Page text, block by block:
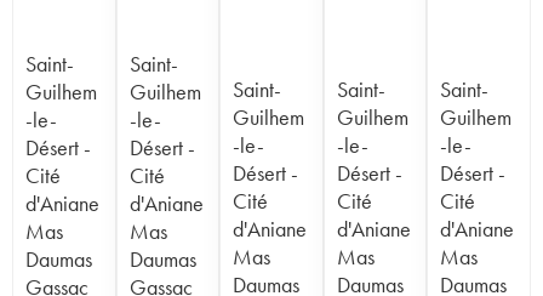
Saint-
Guilhem
-le-
Désert -
Cité
d'Aniane
Mas
Daumas
Gassac
Saint-
Guilhem
-le-
Désert -
Cité
d'Aniane
Mas
Daumas
Gassac
Saint-
Guilhem
-le-
Désert -
Cité
d'Aniane
Mas
Daumas
Saint-
Guilhem
-le-
Désert -
Cité
d'Aniane
Mas
Daumas
Saint-
Guilhem
-le-
Désert -
Cité
d'Aniane
Mas
Daumas